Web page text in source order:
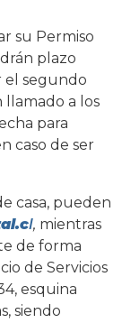
su Permiso
plazo
el segundo
a los
para
caso de ser
casa, pueden
l, mientras
de forma
de Servicios
esquina
siendo